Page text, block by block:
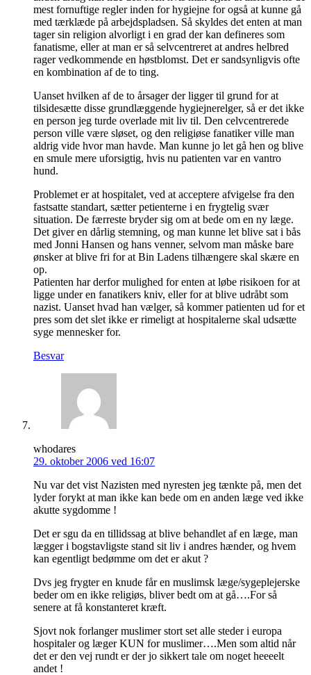
mest fornuftige regler inden for hygiejne for også at kunne gå
med tærklæde på arbejdspladsen. Så skyldes det enten at man
tager sin religion alvorligt i en grad der kan defineres som
fanatisme, eller at man er så selvcentreret at andres helbred
rager vedkommende en høstblomst. Det er sandsynligvis ofte
en kombination af de to ting.
Uanset hvilken af de to årsager der ligger til grund for at
tilsidesætte disse grundlæggende hygiejnerelger, så er det ikke
en person jeg turde overlade mit liv til. Den celvcentrerede
person ville være sløset, og den religiøse fanatiker ville man
aldrig vide hvor man havde. Man kunne jo let gå hen og blive
en smule mere uforsigtig, hvis nu patienten var en vantro
hund.
Problemet er at hospitalet, ved at acceptere afvigelse fra den
fastsatte standart, sætter petienterne i en frygtelig svær
situation. De færreste bryder sig om at bede om en ny læge.
Det giver en dårlig stemning, og man kunne let blive sat i bås
med Jonni Hansen og hans venner, selvom man måske bare
ønsker at blive fri for at Bin Ladens tilhængere skal skære en
op.
Patienten har derfor mulighed for enten at løbe risikoen for at
ligge under en fanatikers kniv, eller for at blive udråbt som
nazist. Uanset hvad han vælger, så kommer patienten ud for et
pres som det slet ikke er rimeligt at hospitalerne skal udsætte
syge mennesker for.
Besvar
whodares
29. oktober 2006 ved 16:07
Nu var det vist Nazisten med nyresten jeg tænkte på, men det
lyder forykt at man ikke kan bede om en anden læge ved ikke
akutte sygdomme !
Det er sgu da en tillidssag at blive behandlet af en læge, man
lægger i bogstavligste stand sit liv i andres hænder, og hvem
kan egentligt bedømme om det er akut ?
Dvs jeg frygter en knude får en muslimsk læge/sygeplejerske
beder om en ikke religiøs, bliver bedt om at gå….For så
senere at få konstanteret kræft.
Sjovt nok forlanger muslimer stort set alle steder i europa
hospitaler og læger KUN for muslimer….Men som altid når
det er den vej rundt er der jo sikkert tale om noget heeeelt
andet !